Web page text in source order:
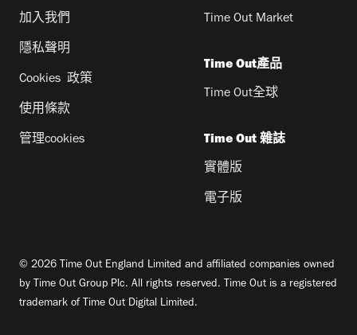
加入我們
隱私聲明
Cookies 政策
使用條款
管理cookies
Time Out Market
Time Out產品
Time Out全球
Time Out 雜誌
實體版
電子版
© 2026 Time Out England Limited and affiliated companies owned
by Time Out Group Plc. All rights reserved. Time Out is a registered
trademark of Time Out Digital Limited.